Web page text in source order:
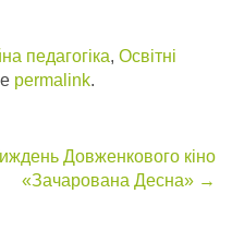
педагогіка, Освітні
permalink.
Довженкового кіно
«Зачарована Десна» →